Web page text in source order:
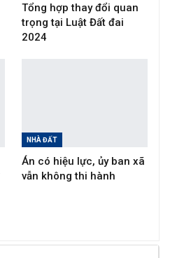
Tổng hợp thay đổi quan
trọng tại Luật Đất đai
2024
NHÀ ĐẤT
Án có hiệu lực, ủy ban xã
vẫn không thi hành